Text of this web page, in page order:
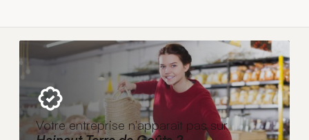
Votre entreprise n'apparaît pas sur